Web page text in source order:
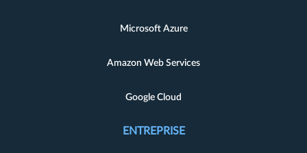
Microsoft Azure
Amazon Web Services
Google Cloud
ENTREPRISE